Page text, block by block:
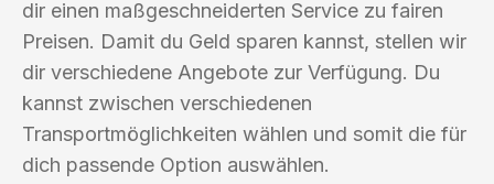
dir einen maßgeschneiderten Service zu fairen
Preisen. Damit du Geld sparen kannst, stellen wir
dir verschiedene Angebote zur Verfügung. Du
kannst zwischen verschiedenen
Transportmöglichkeiten wählen und somit die für
dich passende Option auswählen.